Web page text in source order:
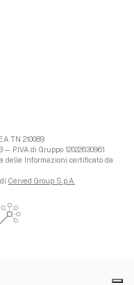
TN 210089
— P.IVA di Gruppo 12022630961
delle Informazioni certificato da
Cerved Group S.p.A.